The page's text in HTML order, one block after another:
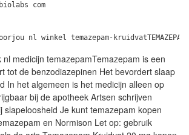
com
medicijn temazepamTemazepam is een
tot de benzodiazepinen Het bevordert slaap
In het algemeen is het medicijn alleen op
bij de apotheek Artsen schrijven
slapeloosheid Je kunt temazepam kopen
en Normison Let op: gebruik